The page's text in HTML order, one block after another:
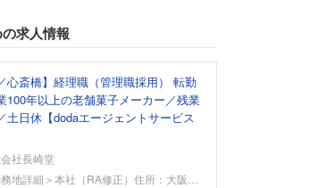
求人情報
心斎橋】経理職（管理職採用） 転勤
100年以上の老舗菓子メーカー／残業
土日休【dodaエージェントサービス
社長崎堂
地詳細＞本社（RA修正）住所：大阪府大阪市中